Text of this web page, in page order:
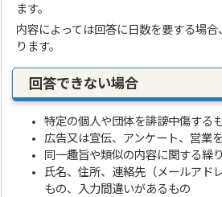
ます。
内容によっては回答に日数を要する場
ります。
回答できない場合
特定の個人や団体を誹謗中傷する
広告又は宣伝、アンケート、営業
同一趣旨や類似の内容に関する繰
氏名、住所、連絡先（メールアド
もの、入力間違いがあるもの